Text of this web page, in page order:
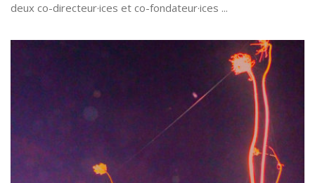
deux co-directeur·ices et co-fondateur·ices ...